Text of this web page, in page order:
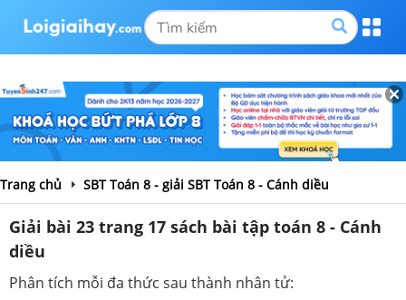
Trang chủ SBT Toán 8 - giải SBT Toán 8 - Cánh diều
Giải bài 23 trang 17 sách bài tập toán 8 - Cánh
diều
Phân tích mỗi đa thức sau thành nhân tử: